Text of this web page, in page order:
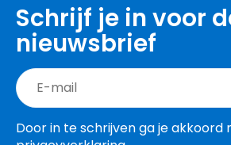
Schrijf je in voor
nieuwsbrief
Door in te schrijven ga je akkoord